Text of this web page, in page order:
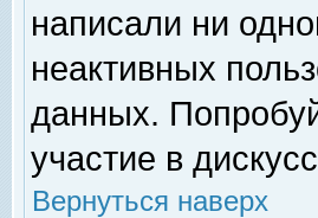
написали ни
неактивных
данных.
участие в
Вернуться наверх